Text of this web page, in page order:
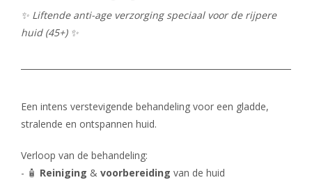
Voeten
Nagels
Wimpers
Prijslijst
Reserveren
Foto's
Cadeaubon
Privé Wellness met Massage
Cadeaubon
✨ Liftende anti-age verzorging speciaal voor de rijpere
huid (45+) ✨
Een intens verstevigende behandeling voor een gladde,
stralende en ontspannen huid.
Verloop van de behandeling:
- 🧴 Reiniging & voorbereiding van de huid